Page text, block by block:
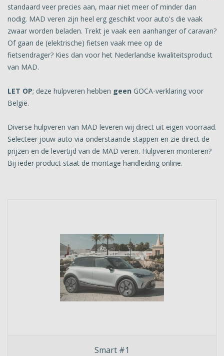
standaard veer precies aan, maar niet meer of minder dan
nodig. MAD veren zijn heel erg geschikt voor auto's die vaak
zwaar worden beladen. Trekt je vaak een aanhanger of caravan?
Of gaan de (elektrische) fietsen vaak mee op de
fietsendrager? Kies dan voor het Nederlandse kwaliteitsproduct
van MAD.
LET OP; deze hulpveren hebben geen GOCA-verklaring voor
België.
Diverse hulpveren van MAD leveren wij direct uit eigen voorraad.
Selecteer jouw auto via onderstaande stappen en zie direct de
prijzen en de levertijd van de MAD veren. Hulpveren monteren?
Bij ieder product staat de montage handleiding online.
Smart #1